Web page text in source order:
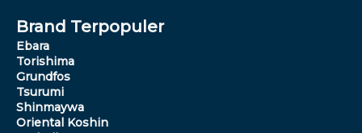
Brand Terpopuler
Ebara
Torishima
Grundfos
Tsurumi
Shinmaywa
Oriental Koshin